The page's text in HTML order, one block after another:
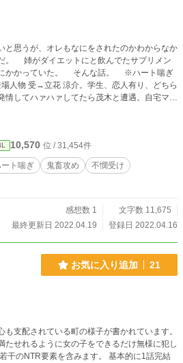
思うが、オレもなにをされたのかわからなか
メン
そんな話。 ※ハート喘ぎ
情してハァハァしてたら茂木と遭遇。自宅マン
ガリ、に見える。着痩せするのかもしれな
の併用で、クラスの陽キャを肉便器にしよ
10,570 位 / 31,454件
ト喘ぎ 鬼畜攻め
不憫受け
感想数 1
文字数 11,675
最終更新日 2022.04.19
登録日 2022.04.16
お気に入り追加 21
支配されている町の様子が書かれています。
たせれるように女の子をできるだけ無様に犯し
干のNTR要素を含みます。 基本的に1話完結